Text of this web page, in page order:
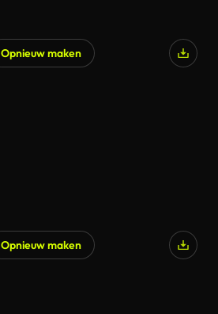
Opnieuw maken
Opnieuw maken